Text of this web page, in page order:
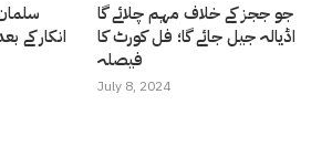
انکار کے
جو ججز کے خلاف مہم چلائے گا
اڈیالہ جیل جائے گا؛ فل کورٹ کا
فیصلہ
July 8, 2024